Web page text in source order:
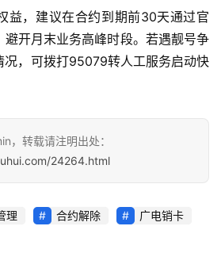
益，建议在合约到期前30天通过官
避开月末业务高峰时段。若遇靓号争
况，可拨打95079转人工服务启动快
，转载请注明出处：
24264.html
理 合约解除
广电销卡